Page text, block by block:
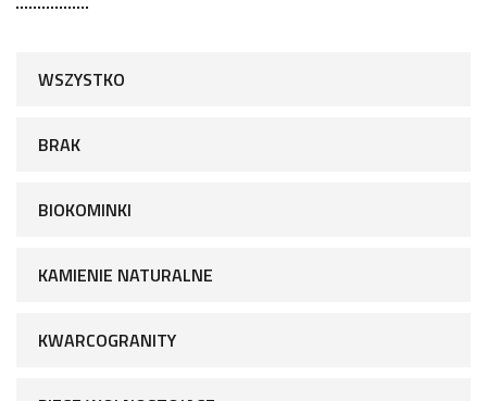
WSZYSTKO
BRAK
BIOKOMINKI
KAMIENIE NATURALNE
KWARCOGRANITY